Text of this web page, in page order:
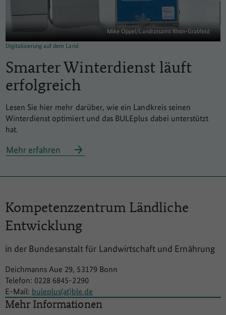
Mike Oppel/Landratsamt Rhön-Grabfeld
Digitalisierung auf dem Land
Smarter Winterdienst läuft
erfolgreich
Lesen Sie hier mehr darüber, wie ein Landkreis seinen
Winterdienst optimiert und das BULEplus dabei unterstützt
hat.
Mehr erfahren
Kompetenzzentrum Ländliche
Entwicklung
in der Bundesanstalt für Landwirtschaft und Ernährung
Deichmanns Aue 29, 53179 Bonn
Telefon: 0228 6845-2290
E-Mail: buleplus(at)ble.de
Mehr Informationen